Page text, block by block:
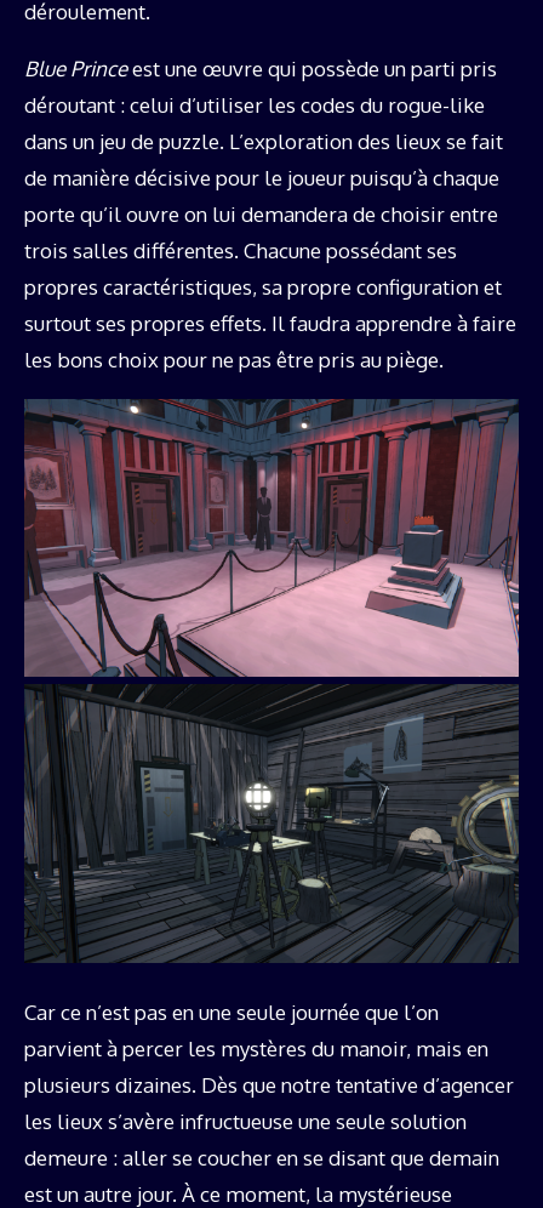
déroulement.
Blue Princeest une œuvre qui possède un parti pris
déroutant : celui d’utiliser les codes du rogue-like
dans un jeu de puzzle. L’exploration des lieux se fait
de manière décisive pour le joueur puisqu’à chaque
porte qu’il ouvre on lui demandera de choisir entre
trois salles différentes. Chacune possédant ses
propres caractéristiques, sa propre configuration et
surtout ses propres effets. Il faudra apprendre à faire
les bons choix pour ne pas être pris au piège.
Car ce n’est pas en une seule journée que l’on
parvient à percer les mystères du manoir, mais en
plusieurs dizaines. Dès que notre tentative d’agencer
les lieux s’avère infructueuse une seule solution
demeure : aller se coucher en se disant que demain
est un autre jour. À ce moment, la mystérieuse